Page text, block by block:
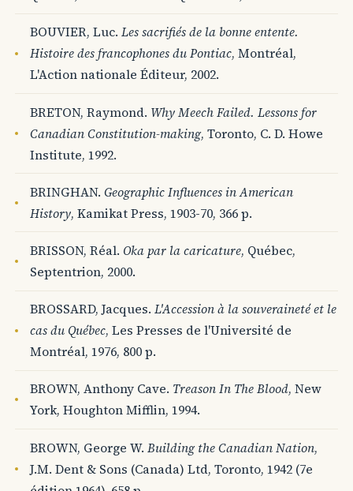
BOUVIER, Luc.Les sacrifiés de la bonne entente.
Histoire des francophones du Pontiac, Montréal,
L'Action nationale Éditeur, 2002.
BRETON, Raymond. Why Meech Failed. Lessons for
Canadian Constitution-making, Toronto, C. D. Howe
Institute, 1992.
BRINGHAN.Geographic Influences in American
History, Kamikat Press, 1903-70, 366 p.
BRISSON, Réal. Oka par la caricature, Québec,
Septentrion, 2000.
BROSSARD, Jacques.L'Accession à la souveraineté et le
cas du Québec, Les Presses de l'Université de
Montréal, 1976, 800 p.
BROWN, Anthony Cave. Treason In The Blood, New
York, Houghton Mifflin, 1994.
BROWN, George W.Building the Canadian Nation,
J.M. Dent & Sons (Canada) Ltd, Toronto, 1942 (7e